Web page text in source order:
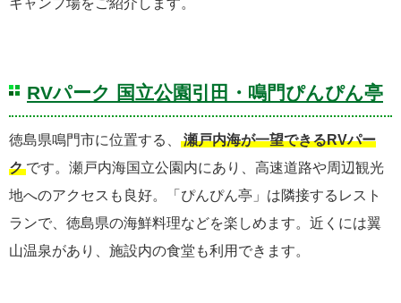
RVパーク 国立公園引田・鳴門ぴんぴん亭
徳島県鳴門市に位置する、
瀬戸内海が一望できるRVパー
ク です。瀬戸内海国立公園内にあり、高速道路や周辺観光
地へのアクセスも良好。「ぴんぴん亭」は隣接するレスト
ランで、徳島県の海鮮料理などを楽しめます。近くには翼
山温泉があり、施設内の食堂も利用できます。